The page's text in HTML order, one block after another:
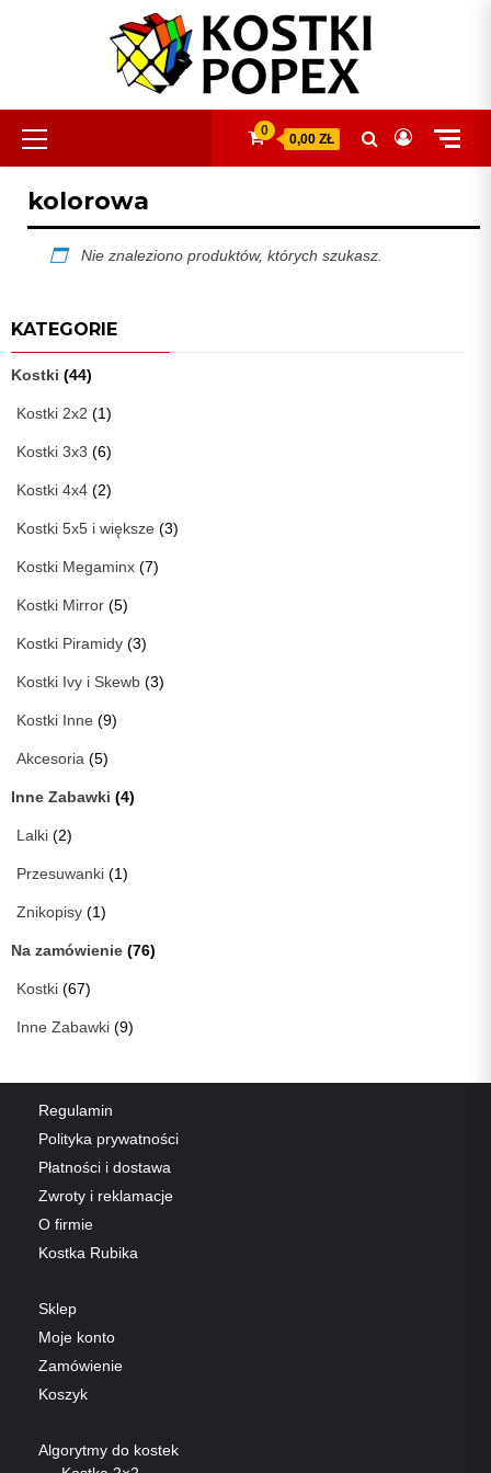
Primary
Menu
0
0,00 ZŁ
kolorowa
Nie znaleziono produktów, których szukasz.
KATEGORIE
Kostki (44)
Kostki 2x2 (1)
Kostki 3x3 (6)
Kostki 4x4 (2)
Kostki 5x5 i większe (3)
Kostki Megaminx (7)
Kostki Mirror (5)
Kostki Piramidy (3)
Kostki Ivy i Skewb (3)
Kostki Inne (9)
Akcesoria (5)
Inne Zabawki (4)
Lalki (2)
Przesuwanki (1)
Znikopisy (1)
Na zamówienie (76)
Kostki (67)
Inne Zabawki (9)
Regulamin
Polityka prywatności
Płatności i dostawa
Zwroty i reklamacje
O firmie
Kostka Rubika
Sklep
Moje konto
Zamówienie
Koszyk
Algorytmy do kostek